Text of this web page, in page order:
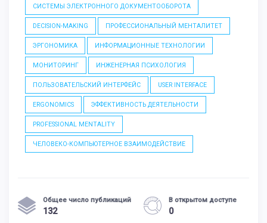
СИСТЕМЫ ЭЛЕКТРОННОГО ДОКУМЕНТООБОРОТА
DECISION-MAKING ПРОФЕССИОНАЛЬНЫЙ МЕНТАЛИТЕТ
ЭРГОНОМИКА ИНФОРМАЦИОННЫЕ ТЕХНОЛОГИИ
МОНИТОРИНГ ИНЖЕНЕРНАЯ ПСИХОЛОГИЯ
ПОЛЬЗОВАТЕЛЬСКИЙ ИНТЕРФЕЙС USER INTERFACE
ERGONOMICS ЭФФЕКТИВНОСТЬ ДЕЯТЕЛЬНОСТИ
PROFESSIONAL MENTALITY
ЧЕЛОВЕКО-КОМПЬЮТЕРНОЕ ВЗАИМОДЕЙСТВИЕ
Общее число публикаций
132
В открытом доступе
0